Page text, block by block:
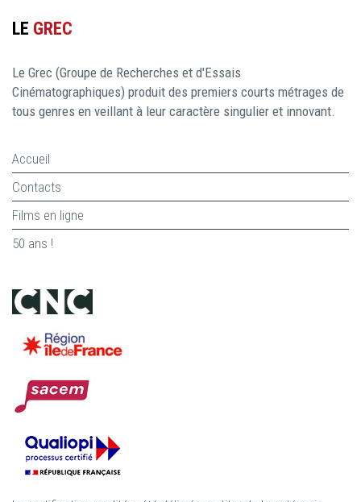
LE GREC
Le Grec (Groupe de Recherches et d'Essais
Cinématographiques) produit des premiers courts métrages de
tous genres en veillant à leur caractère singulier et innovant.
Accueil
Contacts
Films en ligne
50 ans !